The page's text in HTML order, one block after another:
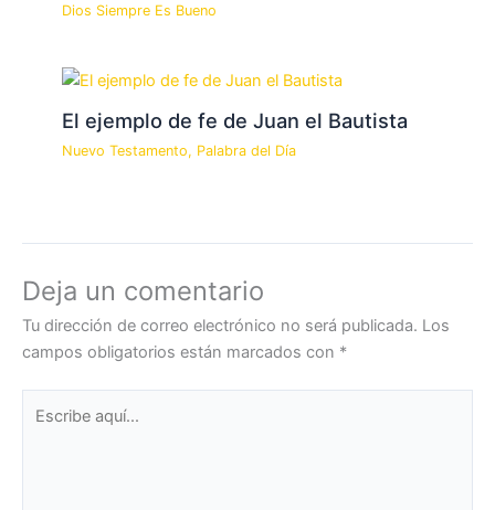
Dios Siempre Es Bueno
El ejemplo de fe de Juan el Bautista
Nuevo Testamento, Palabra del Día
Deja un comentario
Tu dirección de correo electrónico no será publicada. Los
campos obligatorios están marcados con *
aquí...